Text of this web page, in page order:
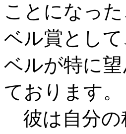
ことになっ
ベル賞とし
ベルが特に
ております。
彼は自分の